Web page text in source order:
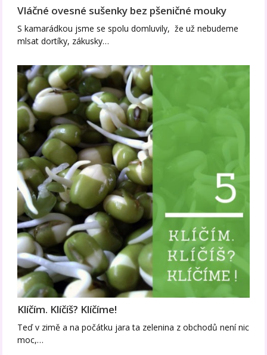
Vláčné ovesné sušenky bez pšeničné mouky
S kamarádkou jsme se spolu domluvily, že už nebudeme
mlsat dortíky, zákusky…
Klíčím. Klíčíš? Klíčíme!
Teď v zimě a na počátku jara ta zelenina z obchodů není nic
moc,…